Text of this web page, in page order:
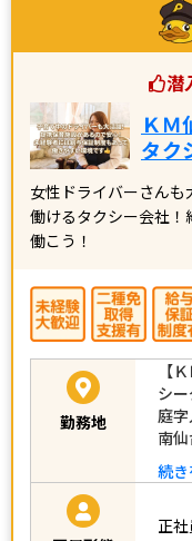
潜
ＫＭ
タク
女性ドライバーさん
働けるタクシー会社！
働こう！
勤務地
【
シ
庭
南
続
正社